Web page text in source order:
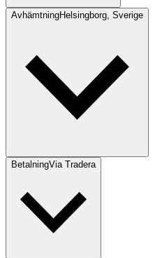
AvhämtningHelsingborg, Sverige
BetalningVia Tradera